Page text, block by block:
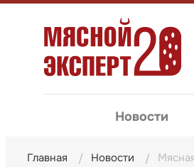
Новости
Главная Новости